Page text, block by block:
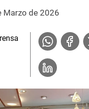
Marzo de 2026